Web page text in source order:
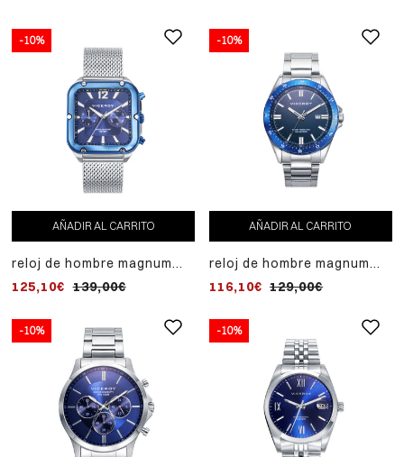
-10%
AÑADIR AL CARRITO
reloj de hombre magnum
milanesa de acero
125,10€ 139,00€
-10%
AÑADIR AL CARRITO
reloj de hombre magnum
en color azul
116,10€ 129,00€
-10% -10%